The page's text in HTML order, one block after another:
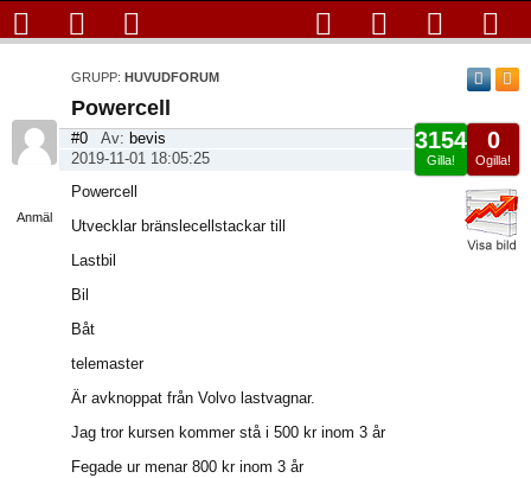
GRUPP: HUVUDFORUM
Anmäl
Powercell
0
Ogilla!
3154
Gilla!
#0 Av: bevis
2019-11-01 18:05:25
Powercell
Utvecklar bränslecellstackar till
Lastbil
Bil
Båt
telemaster
Är avknoppat från Volvo lastvagnar.
Jag tror kursen kommer stå i 500 kr inom 3 år
Fegade ur menar 800 kr inom 3 år